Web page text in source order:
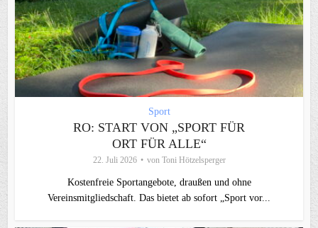
Sport
RO: START VON „SPORT FÜR
ORT FÜR ALLE“
22. Juli 2026 von Toni Hötzelsperger
Kostenfreie Sportangebote, draußen und ohne
Vereinsmitgliedschaft. Das bietet ab sofort „Sport vor...